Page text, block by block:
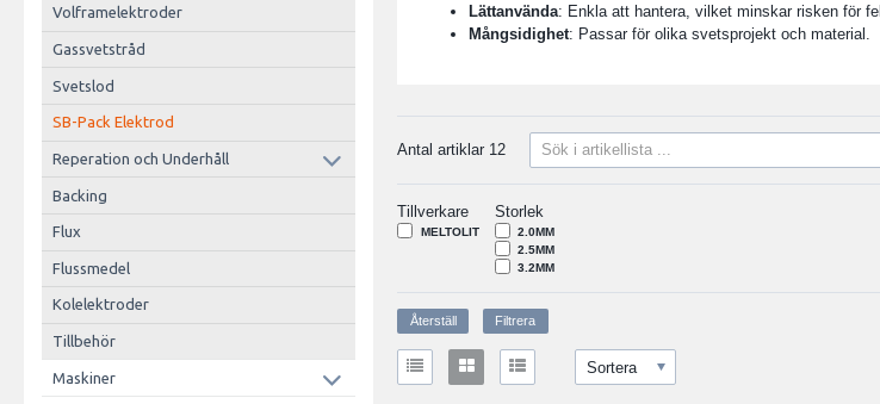
Volframelektroder
Gassvetstråd
Svetslod
SB-Pack Elektrod
Reperation och Underhåll
Backing
Flux
Flussmedel
Kolelektroder
Tillbehör
Maskiner
Lättanvända: Enkla att hantera, vilket minskar risken för fel.
Mångsidighet: Passar för olika svetsprojekt och material.
Antal artiklar 12
Tillverkare
MELTOLIT
Storlek
2.0MM
2.5MM
3.2MM
Sortera